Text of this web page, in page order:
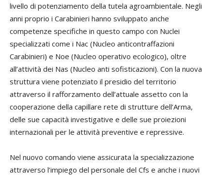
livello di potenziamento della tutela agroambientale. Negli
anni proprio i Carabinieri hanno sviluppato anche
competenze specifiche in questo campo con Nuclei
specializzati come i Nac (Nucleo anticontraffazioni
Carabinieri) e Noe (Nucleo operativo ecologico), oltre
all’attività dei Nas (Nucleo anti sofisticazioni). Con la nuova
struttura viene potenziato il presidio del territorio
attraverso il rafforzamento dell’attuale assetto con la
cooperazione della capillare rete di strutture dell’Arma,
delle sue capacità investigative e delle sue proiezioni
internazionali per le attività preventive e repressive.
Nel nuovo comando viene assicurata la specializzazione
attraverso l’impiego del personale del Cfs e anche i nuovi